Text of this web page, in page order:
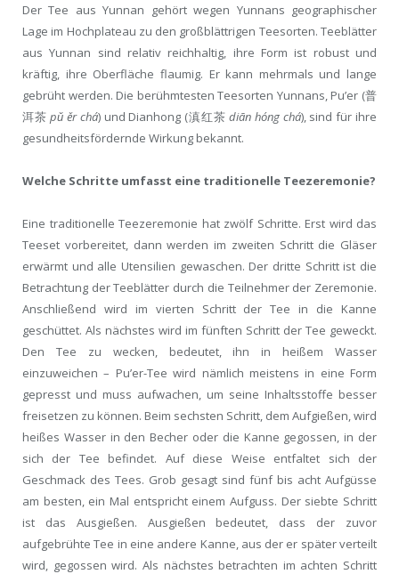
Der Tee aus Yunnan gehört wegen Yunnans geographischer
Lage im Hochplateau zu den großblättrigen Teesorten. Teeblätter
aus Yunnan sind relativ reichhaltig, ihre Form ist robust und
kräftig, ihre Oberfläche flaumig. Er kann mehrmals und lange
gebrüht werden. Die berühmtesten Teesorten Yunnans, Pu’er (普
洱茶pǔ ěr chá) und Dianhong (滇红茶diān hóng chá), sind für ihre
gesundheitsfördernde Wirkung bekannt.
Welche Schritte umfasst eine traditionelle Teezeremonie?
Eine traditionelle Teezeremonie hat zwölf Schritte. Erst wird das
Teeset vorbereitet, dann werden im zweiten Schritt die Gläser
erwärmt und alle Utensilien gewaschen. Der dritte Schritt ist die
Betrachtung der Teeblätter durch die Teilnehmer der Zeremonie.
Anschließend wird im vierten Schritt der Tee in die Kanne
geschüttet. Als nächstes wird im fünften Schritt der Tee geweckt.
Den Tee zu wecken, bedeutet, ihn in heißem Wasser
einzuweichen – Pu’er-Tee wird nämlich meistens in eine Form
gepresst und muss aufwachen, um seine Inhaltsstoffe besser
freisetzen zu können. Beim sechsten Schritt, dem Aufgießen, wird
heißes Wasser in den Becher oder die Kanne gegossen, in der
sich der Tee befindet. Auf diese Weise entfaltet sich der
Geschmack des Tees. Grob gesagt sind fünf bis acht Aufgüsse
am besten, ein Mal entspricht einem Aufguss. Der siebte Schritt
ist das Ausgießen. Ausgießen bedeutet, dass der zuvor
aufgebrühte Tee in eine andere Kanne, aus der er später verteilt
wird, gegossen wird. Als nächstes betrachten im achten Schritt